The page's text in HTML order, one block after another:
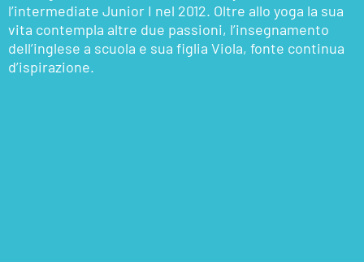
l’intermediate Junior I nel 2012. Oltre allo yoga la sua
vita contempla altre due passioni, l’insegnamento
dell’inglese a scuola e sua figlia Viola, fonte continua
d’ispirazione.